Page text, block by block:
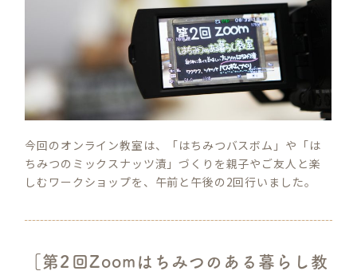
今回のオンライン教室は、「はちみつバスボム」や「は
ちみつのミックスナッツ漬」づくりを親子やご友人と楽
しむワークショップを、午前と午後の2回行いました。
［第2回Zoomはちみつのある暮らし教